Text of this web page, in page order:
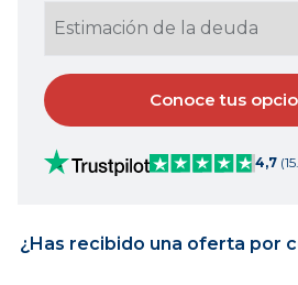
Conoce tus
4,7
¿Has recibido una oferta por